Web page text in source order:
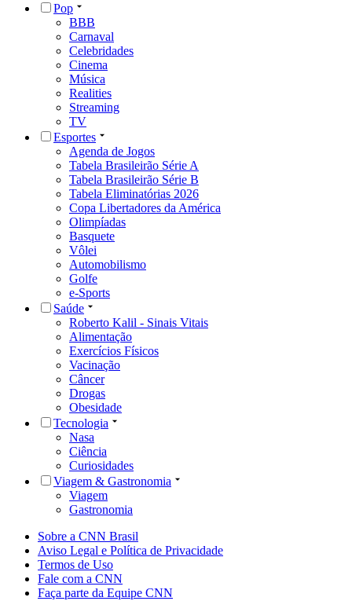
Pop
BBB
Carnaval
Celebridades
Cinema
Música
Realities
Streaming
TV
Esportes
Agenda de Jogos
Tabela Brasileirão Série A
Tabela Brasileirão Série B
Tabela Eliminatórias 2026
Copa Libertadores da América
Olimpíadas
Basquete
Vôlei
Automobilismo
Golfe
e-Sports
Saúde
Roberto Kalil - Sinais Vitais
Alimentação
Exercícios Físicos
Vacinação
Câncer
Drogas
Obesidade
Tecnologia
Nasa
Ciência
Curiosidades
Viagem & Gastronomia
Viagem
Gastronomia
Sobre a CNN Brasil
Aviso Legal e Política de Privacidade
Termos de Uso
Fale com a CNN
Faça parte da Equipe CNN